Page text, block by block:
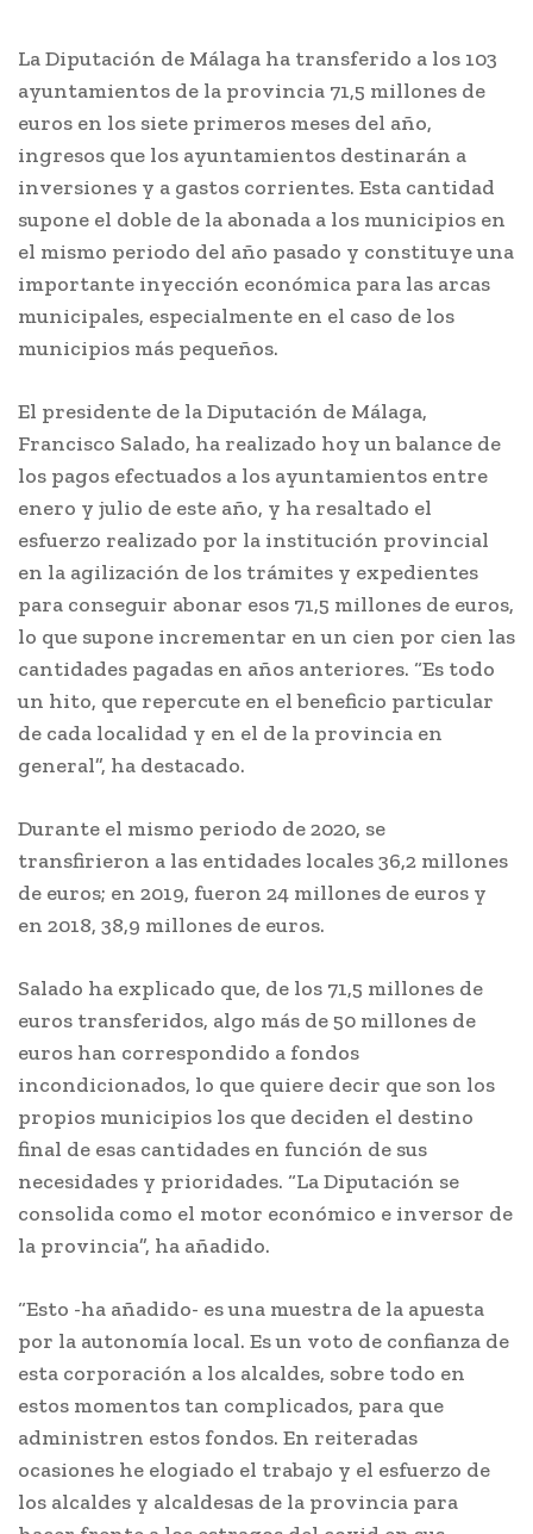
La Diputación de Málaga ha transferido a los 103
ayuntamientos de la provincia 71,5 millones de
euros en los siete primeros meses del año,
ingresos que los ayuntamientos destinarán a
inversiones y a gastos corrientes. Esta cantidad
supone el doble de la abonada a los municipios en
el mismo periodo del año pasado y constituye una
importante inyección económica para las arcas
municipales, especialmente en el caso de los
municipios más pequeños.
El presidente de la Diputación de Málaga,
Francisco Salado, ha realizado hoy un balance de
los pagos efectuados a los ayuntamientos entre
enero y julio de este año, y ha resaltado el
esfuerzo realizado por la institución provincial
en la agilización de los trámites y expedientes
para conseguir abonar esos 71,5 millones de euros,
lo que supone incrementar en un cien por cien las
cantidades pagadas en años anteriores. “Es todo
un hito, que repercute en el beneficio particular
de cada localidad y en el de la provincia en
general”, ha destacado.
Durante el mismo periodo de 2020, se
transfirieron a las entidades locales 36,2 millones
de euros; en 2019, fueron 24 millones de euros y
en 2018, 38,9 millones de euros.
Salado ha explicado que, de los 71,5 millones de
euros transferidos, algo más de 50 millones de
euros han correspondido a fondos
incondicionados, lo que quiere decir que son los
propios municipios los que deciden el destino
final de esas cantidades en función de sus
necesidades y prioridades. “La Diputación se
consolida como el motor económico e inversor de
la provincia”, ha añadido.
“Esto -ha añadido- es una muestra de la apuesta
por la autonomía local. Es un voto de confianza de
esta corporación a los alcaldes, sobre todo en
estos momentos tan complicados, para que
administren estos fondos. En reiteradas
ocasiones he elogiado el trabajo y el esfuerzo de
los alcaldes y alcaldesas de la provincia para